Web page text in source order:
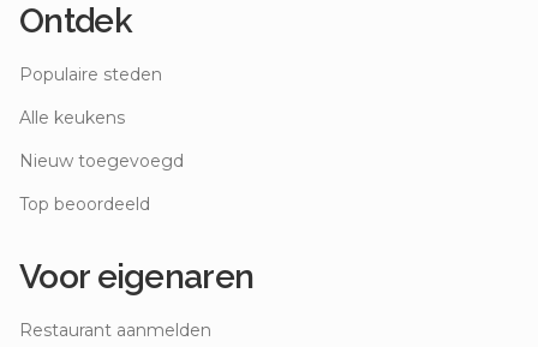
Ontdek
Populaire steden
Alle keukens
Nieuw toegevoegd
Top beoordeeld
Voor eigenaren
Restaurant aanmelden